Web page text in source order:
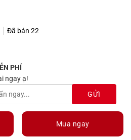
Đã bán 22
PHÍ
ngay ạ!
Mua ngay